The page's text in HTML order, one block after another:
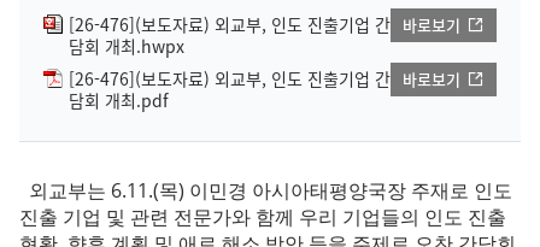
[26-476](보도자료) 외교부, 인도 진출기업 간
담회 개최.hwpx
바로보기
[26-476](보도자료) 외교부, 인도 진출기업 간
담회 개최.pdf
바로보기
외교부는 6.11.(목) 이민경 아시아태평양국장 주재로 인도
진출 기업 및 관련 전문가와 함께 우리 기업들의 인도 진출